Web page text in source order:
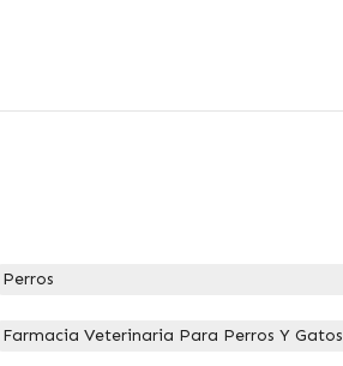
Perros
Farmacia Veterinaria Para Perros Y Gatos